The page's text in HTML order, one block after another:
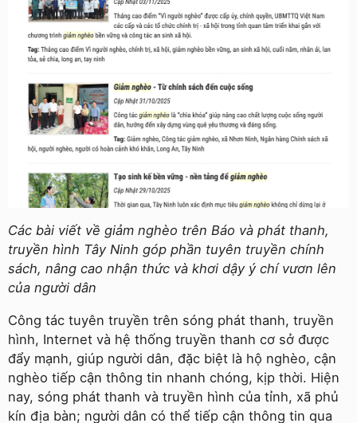
Các bài viết về giảm nghèo trên Báo và phát thanh,
truyền hình Tây Ninh góp phần tuyên truyền chính
sách, nâng cao nhận thức và khơi dậy ý chí vươn lên
của người dân
Công tác tuyên truyền trên sóng phát thanh, truyền
hình, Internet và hệ thống truyền thanh cơ sở được
đẩy mạnh, giúp người dân, đặc biệt là hộ nghèo, cận
nghèo tiếp cận thông tin nhanh chóng, kịp thời. Hiện
nay, sóng phát thanh và truyền hình của tỉnh, xã phủ
kín địa bàn; người dân có thể tiếp cận thông tin qua